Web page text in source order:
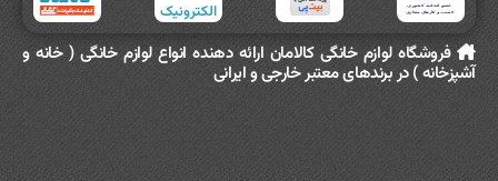
فروشگاه لوازم خانگی کالامان ارائه دهنده انواع لوازم خانگی ( خانه و
آشپزخانه ) در برندهای معتبر خارجی و ایرانی